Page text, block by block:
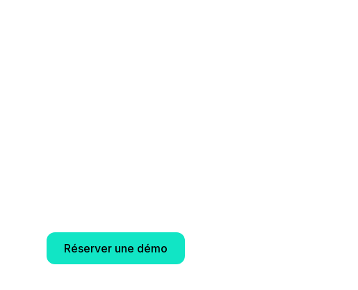
Réserver une démo